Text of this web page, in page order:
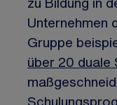
Unternehmen
Gruppe
über 20 duale